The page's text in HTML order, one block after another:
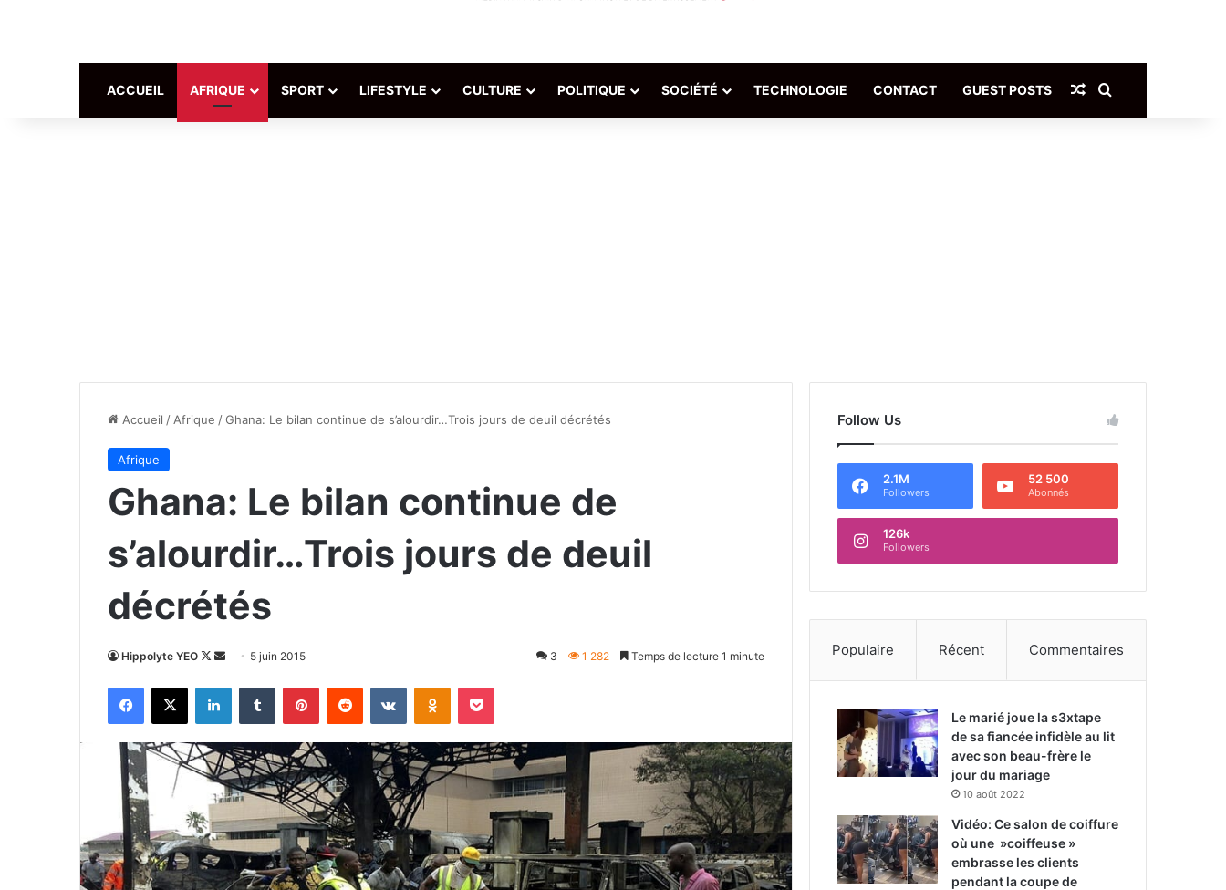
ACCUEIL AFRIQUE SPORT LIFESTYLE CULTURE POLITIQUE SOCIÉTÉ TECHNOLOGIE CONTACT GUEST POSTS Article Aléatoire
Accueil / Afrique /Ghana: Le bilan continue de s’alourdir…Trois jours de deuil décrétés
Afrique
Ghana: Le bilan continue de
s’alourdir…Trois jours de deuil
décrétés
Hippolyte YEO
Follow
Envoyer
courriel
5 juin 2015 3 1 282 Temps de lecture 1 minute
Facebook
X LinkedinTumblr PinterestReddit VKontakteOdnoklassniki
Pocket
Follow Us
2.1M
Followers
52 500
Abonnés
126k
Followers
Populaire Récent Commentaires
Le marié joue la s3xtape
de sa fiancée infidèle au lit
avec son beau-frère le
jour du mariage
10 août 2022
Vidéo: Ce salon de coiffure
où une »coiffeuse »
embrasse les clients
pendant la coupe de